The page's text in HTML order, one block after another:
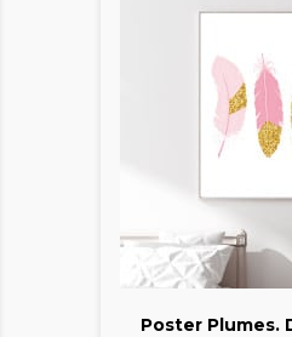
Poster Plumes.